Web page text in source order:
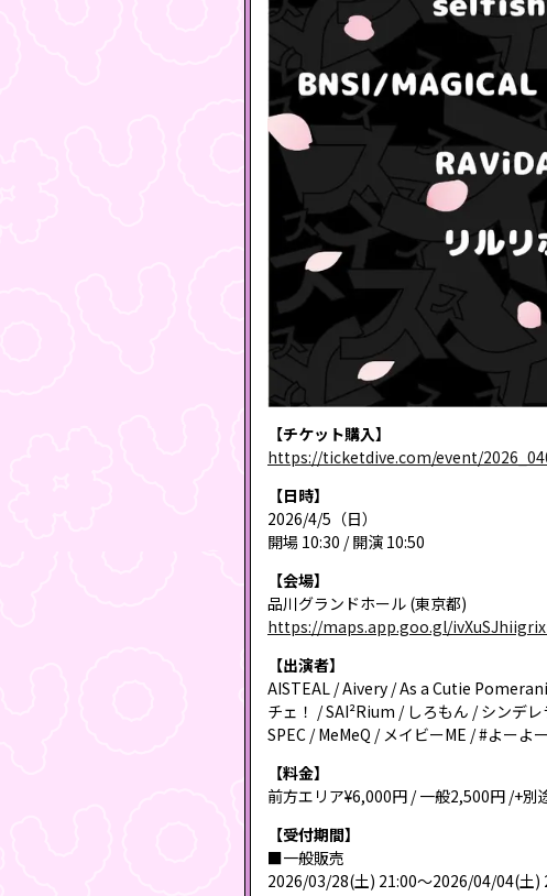
【チケット購入】
https://ticketdive.com/event/
【日時】
2026/4/5（日）
開場 10:30 / 開演 10:50
【会場】
品川グランドホール (東京都)
https://maps.app.goo.gl/
【出演者】
AISTEAL / Aivery / As a Cutie
チェ！ / SAI²Rium / しろもん / シンデ
SPEC / MeMeQ / メイビーME / #よー
【料金】
前方エリア¥6,000円 / 一般2,500円 /+別
【受付期間】
■一般販売
2026/03/28(土) 21:00〜2026/04/04(土)